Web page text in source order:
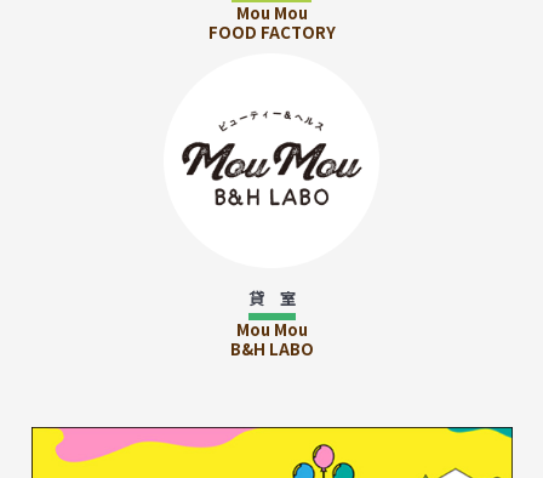
Mou Mou
FOOD FACTORY
貸 室
Mou Mou
B&H LABO